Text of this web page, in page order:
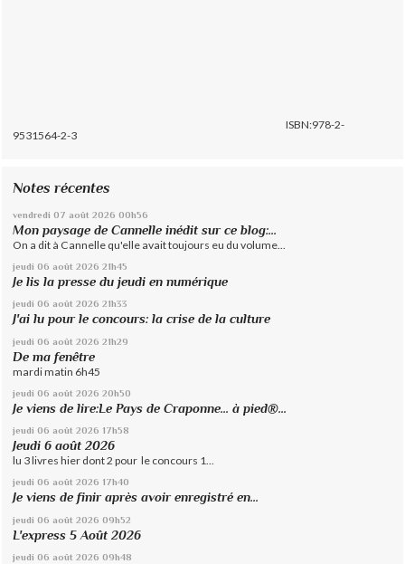
ISBN:978-2-
9531564-2-3
Notes récentes
vendredi 07 août 2026 00h56
Mon paysage de Cannelle inédit sur ce blog:...
On a dit à Cannelle qu'elle avait toujours eu du volume...
jeudi 06 août 2026 21h45
Je lis la presse du jeudi en numérique
jeudi 06 août 2026 21h33
J'ai lu pour le concours: la crise de la culture
jeudi 06 août 2026 21h29
De ma fenêtre
mardi matin 6h45
jeudi 06 août 2026 20h50
Je viens de lire:Le Pays de Craponne... à pied®...
jeudi 06 août 2026 17h58
Jeudi 6 août 2026
lu 3 livres hier dont 2 pour le concours 1...
jeudi 06 août 2026 17h40
Je viens de finir après avoir enregistré en...
jeudi 06 août 2026 09h52
L'express 5 Août 2026
jeudi 06 août 2026 09h48